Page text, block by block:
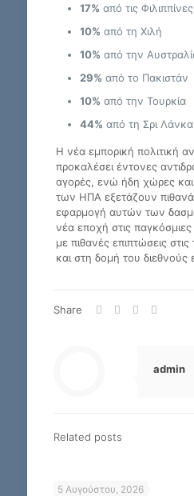
17% από τις Φιλιππίνες
10% από τη Χιλή
10% από την
29% από το Πακιστάν
10% από την Τουρκία
44% από τη Σρι Λάνκα
Η νέα εμπορική πολιτική
προκαλέσει έντονες
αγορές, ενώ ήδη χώρες και
των ΗΠΑ εξετάζουν
εφαρμογή αυτών των
νέα εποχή στις παγκόσμιες
με πιθανές επιπτώσεις
και στη δομή του διεθνούς
Share
admin
Related posts
5 Αυγούστου, 2026